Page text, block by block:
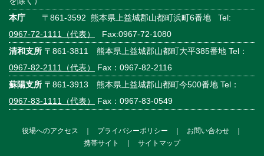
本庁 〒861-3592 熊本県上益城郡山都町浜町6番地 Tel:
0967-72-1111（代表）
Fax:0967-72-1080
清和支所 〒861-3811 熊本県上益城郡山都町大平385番地 Tel：
0967-82-2111（代表）
Fax：0967-82-2116
蘇陽支所 〒861-3913 熊本県上益城郡山都町今500番地 Tel：
0967-83-1111（代表）
Fax：0967-83-0549
役場へのアクセス ｜ プライバシーポリシー ｜ お問い合わせ
｜
携帯サイト
｜ サイトマップ